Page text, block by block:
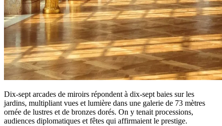
Dix‑sept arcades de miroirs répondent à dix‑sept baies sur les
jardins, multipliant vues et lumière dans une galerie de 73 mètres
ornée de lustres et de bronzes dorés. On y tenait processions,
audiences diplomatiques et fêtes qui affirmaient le prestige.